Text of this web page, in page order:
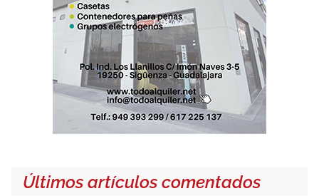
Últimos artículos comentados